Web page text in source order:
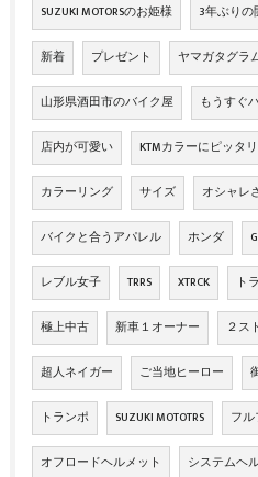
SUZUKI MOTORSのお姫様 3年ぶりの
新着 プレゼント ヤマガタグラ
山形県酒田市のバイク屋 もうすぐ
店内が可愛い KTMカラーにピッタリ
カラーリング サイズ オシャレ
バイクと合うアパレル ホンダ
レブル女子 TRRS XTRCK ト
極上中古 新車１オーナー ２ス
超人ネイガー ご当地ヒーロー
トランポ SUZUKI MOTOTRS フ
オフロードヘルメット システムヘ